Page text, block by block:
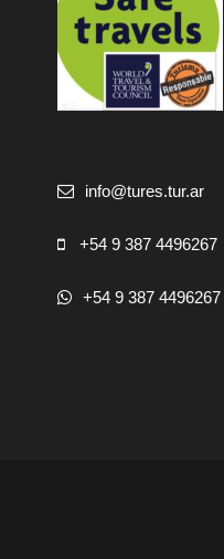
info@tures.tur.ar
+54 9 387 4496267
+54 9 387 4496267